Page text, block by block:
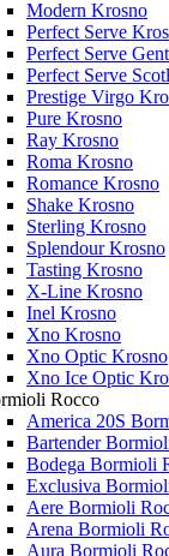
Modern Krosno
Perfect Serve
Perfect Serve
Perfect Serve
Prestige Virgo
Pure Krosno
Ray Krosno
Roma Krosno
Romance Krosno
Shake Krosno
Sterling Krosno
Splendour Krosno
Tasting Krosno
X-Line Krosno
Inel Krosno
Xno Krosno
Xno Optic Krosno
Xno Ice Optic
Rocco
America 20S
Bartender
Bodega Bormioli
Exclusiva
Aere Bormioli
Arena Bormioli
Aura Bormioli